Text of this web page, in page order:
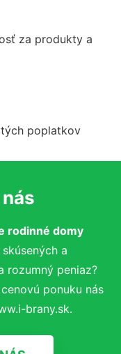
za produkty a
poplatkov
rodinné domy
a
rozumný peniaz?
ponuku nás
brany.sk.